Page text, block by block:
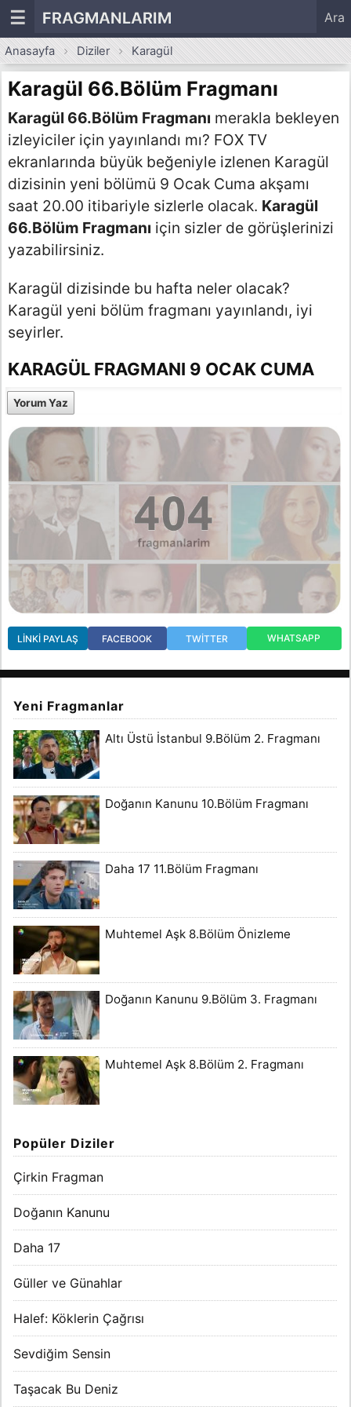
☰ FRAGMANLARIM Ara
Anasayfa Diziler Karagül
Karagül 66.Bölüm Fragmanı
Karagül 66.Bölüm Fragmanı merakla bekleyen
izleyiciler için yayınlandı mı? FOX TV
ekranlarında büyük beğeniyle izlenen Karagül
dizisinin yeni bölümü 9 Ocak Cuma akşamı
saat 20.00 itibariyle sizlerle olacak. Karagül
66.Bölüm Fragmanı için sizler de görüşlerinizi
yazabilirsiniz.
Karagül dizisinde bu hafta neler olacak?
Karagül yeni bölüm fragmanı yayınlandı, iyi
seyirler.
KARAGÜL FRAGMANI 9 OCAK CUMA
Yorum Yaz
LINKI PAYLAŞ FACEBOOK TWITTER WHATSAPP
Yeni Fragmanlar
Altı Üstü İstanbul 9.Bölüm 2. Fragmanı
Doğanın Kanunu 10.Bölüm Fragmanı
Daha 17 11.Bölüm Fragmanı
Muhtemel Aşk 8.Bölüm Önizleme
Doğanın Kanunu 9.Bölüm 3. Fragmanı
Muhtemel Aşk 8.Bölüm 2. Fragmanı
Popüler Diziler
Çirkin Fragman
Doğanın Kanunu
Daha 17
Güller ve Günahlar
Halef: Köklerin Çağrısı
Sevdiğim Sensin
Taşacak Bu Deniz